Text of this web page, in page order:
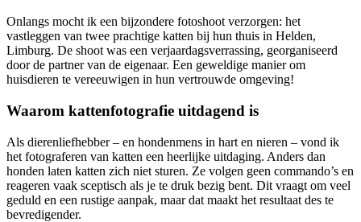
Onlangs mocht ik een bijzondere fotoshoot verzorgen: het
vastleggen van twee prachtige katten bij hun thuis in Helden,
Limburg. De shoot was een verjaardagsverrassing, georganiseerd
door de partner van de eigenaar. Een geweldige manier om
huisdieren te vereeuwigen in hun vertrouwde omgeving!
Waarom kattenfotografie uitdagend is
Als dierenliefhebber – en hondenmens in hart en nieren – vond ik
het fotograferen van katten een heerlijke uitdaging. Anders dan
honden laten katten zich niet sturen. Ze volgen geen commando’s en
reageren vaak sceptisch als je te druk bezig bent. Dit vraagt om veel
geduld en een rustige aanpak, maar dat maakt het resultaat des te
bevredigender.